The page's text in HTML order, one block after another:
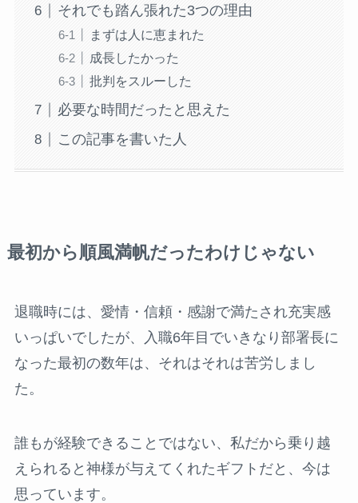
それでも踏ん張れた3つの理由
まずは人に恵まれた
成長したかった
批判をスルーした
必要な時間だったと思えた
この記事を書いた人
最初から順風満帆だったわけじゃない
退職時には、愛情・信頼・感謝で満たされ充実感
いっぱいでしたが、入職6年目でいきなり部署長に
なった最初の数年は、それはそれは苦労しまし
た。
誰もが経験できることではない、私だから乗り越
えられると神様が与えてくれたギフトだと、今は
思っています。